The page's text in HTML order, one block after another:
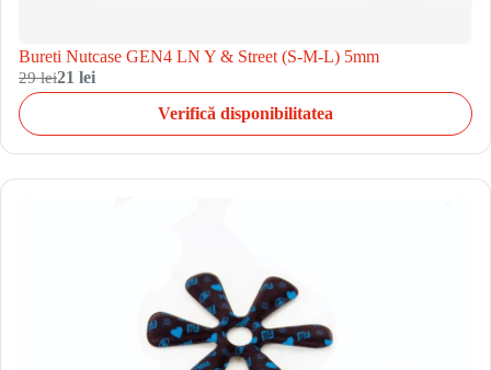
Bureti Nutcase GEN4 LN Y & Street (S-M-L) 5mm
29 lei21 lei
Verifică disponibilitatea